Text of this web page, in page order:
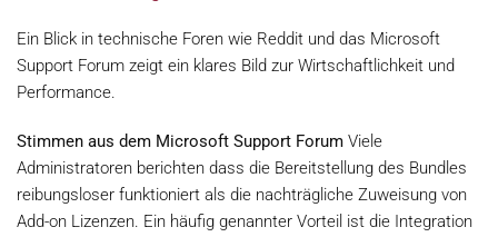
Ein Blick in technische Foren wie Reddit und das Microsoft
Support Forum zeigt ein klares Bild zur Wirtschaftlichkeit und
Performance.
Stimmen aus dem Microsoft Support Forum Viele
Administratoren berichten dass die Bereitstellung des Bundles
reibungsloser funktioniert als die nachträgliche Zuweisung von
Add-on Lizenzen. Ein häufig genannter Vorteil ist die Integration